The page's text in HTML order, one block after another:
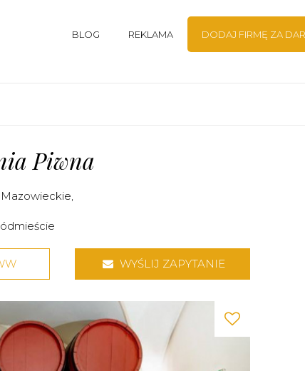
BLOG REKLAMA DODAJ FIRMĘ ZA
Piwna
Mazowieckie,
WYŚLIJ ZAPYTANIE